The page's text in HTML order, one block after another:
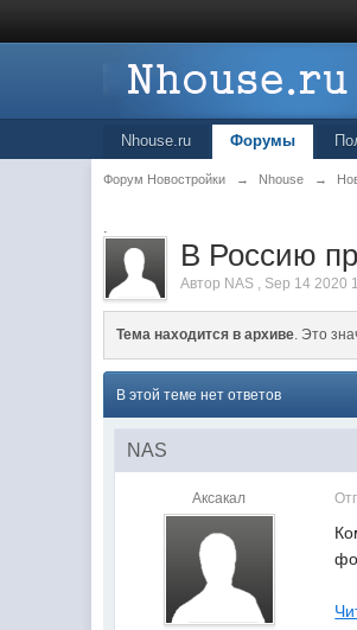
Nhouse.ru Форумы
Форум Новостройки → Nhouse →
.
В Россию
Автор NAS , Sep 14 2020
Тема находится в архиве. Это
В этой теме нет ответов
NAS
Аксакал